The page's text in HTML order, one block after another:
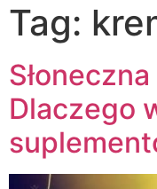
Tag:
Dlaczego